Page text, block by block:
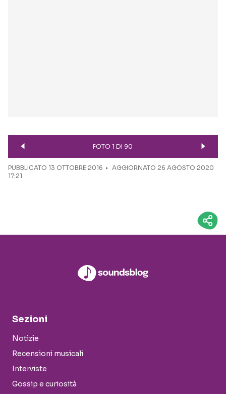
FOTO 1 DI 90
PUBBLICATO 13 OTTOBRE 2016
AGGIORNATO 26 AGOSTO 2020
17:21
Sezioni
Notizie
Recensioni musicali
Interviste
Gossip e curiosità